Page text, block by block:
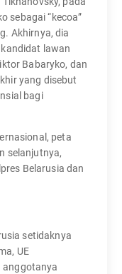
sebagai “kecoa”
Akhirnya, dia
lawan
Babaryko, dan
yang disebut
bagi
peta
selanjutnya,
Belarusia dan
setidaknya
UE
anggotanya